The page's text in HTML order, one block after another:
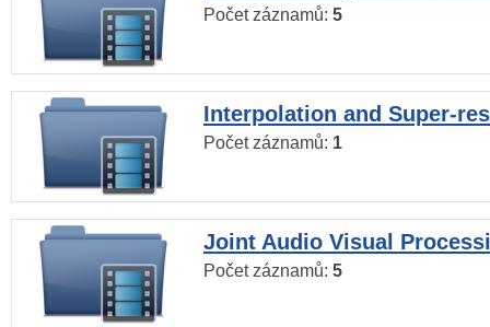
Počet záznamů: 5
Interpolation and Super-
Počet záznamů: 1
Joint Audio Visual
Počet záznamů: 5